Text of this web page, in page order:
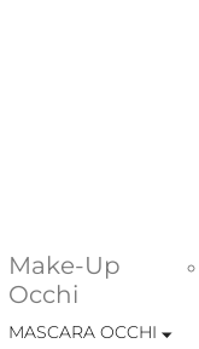
Make-Up
Occhi
MASCARA OCCHI